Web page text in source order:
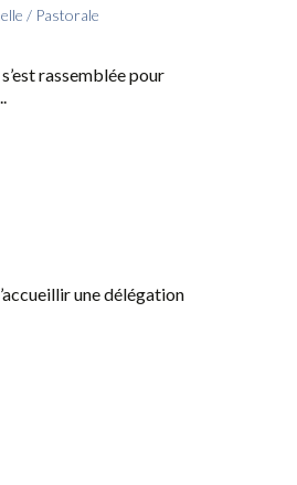
/ Pastorale
rassemblée pour
une délégation